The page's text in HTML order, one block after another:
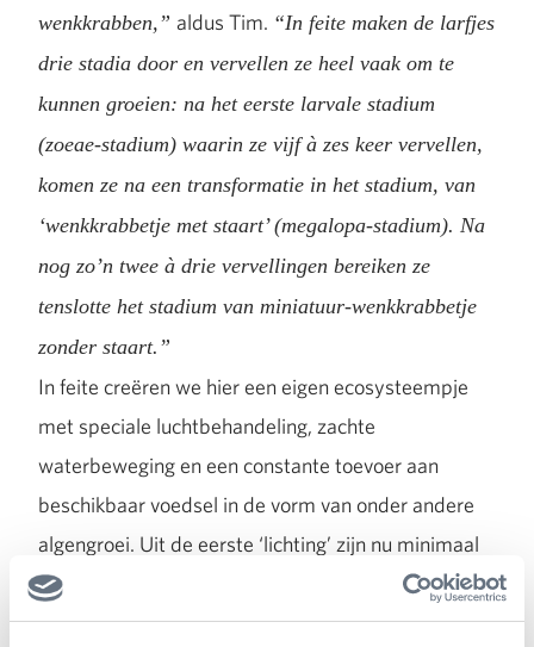
wenkkrabben,” aldus Tim. “In feite maken de larfjes
drie stadia door en vervellen ze heel vaak om te
kunnen groeien: na het eerste larvale stadium
(zoeae-stadium) waarin ze vijf à zes keer vervellen,
komen ze na een transformatie in het stadium, van
‘wenkkrabbetje met staart’ (megalopa-stadium). Na
nog zo’n twee à drie vervellingen bereiken ze
tenslotte het stadium van miniatuur-wenkkrabbetje
zonder staart.”
In feite creëren we hier een eigen ecosysteempje
met speciale luchtbehandeling, zachte
waterbeweging en een constante toevoer aan
beschikbaar voedsel in de vorm van onder andere
algengroei. Uit de eerste ‘lichting’ zijn nu minimaal
vijf krabbetjes uitgegroeid tot een formaat van circa
twee centimeter. Het zal niet lang meer duren, of